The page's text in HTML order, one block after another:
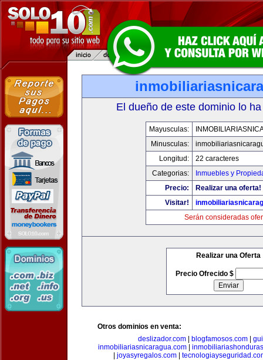
El dueño de este dominio lo
Mayusculas:
Minusculas:
Longitud:
22 caracteres
Categorias:
Inmuebles y
Precio:
Realizar una oferta!
Visitar!
Serán consideradas
Realizar una Oferta
Precio Ofrecido $
Otros dominios en venta:
deslizador.com| blogfamosos.com|
inmobiliariasnicaragua.com|
joyasyregalos.com